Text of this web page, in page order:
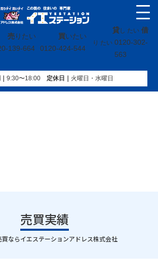
売りたい
139-664
買いたい
0120-424-544
貸し たい 借
り たい 0120-302-
563
9:30〜18:00定休⽇｜ 火曜⽇・水曜⽇
»売買実績»戸建»福島県喜多方市松山町
売買実績
｜
買ならイエステーションアドレス株式会社